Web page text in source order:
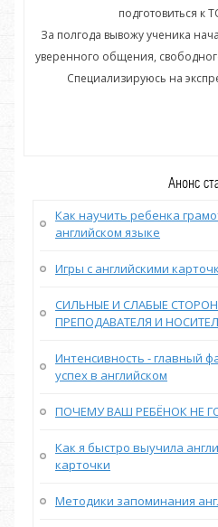
подготовиться к
За полгода вывожу ученика
уверенного общения,
Специализируюсь на
Анонс
Как научить ребенка
английском языке
Игры с английскими
СИЛЬНЫЕ И СЛАБЫЕ
ПРЕПОДАВАТЕЛЯ И
Интенсивность - главный
успех в английском
ПОЧЕМУ ВАШ РЕБЁНОК НЕ
Как я быстро выучила
карточки
Методики запоминания